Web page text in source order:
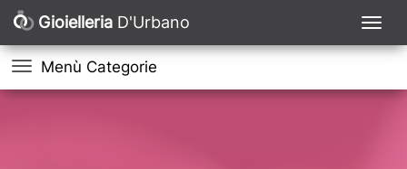
Gioielleria D'Urbano
Menù Categorie